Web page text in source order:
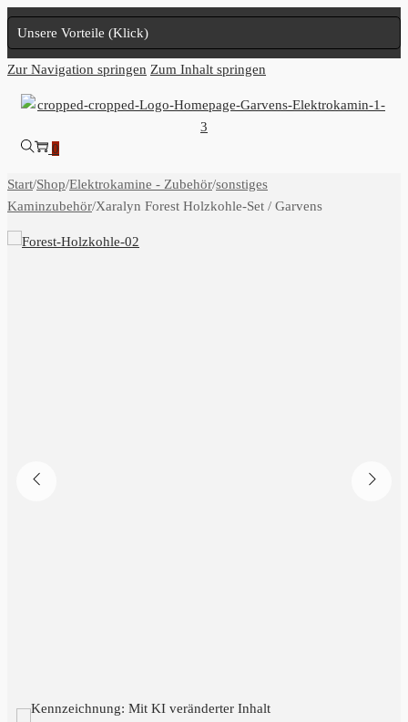
Unsere Vorteile (Klick)
Zur Navigation springen Zum Inhalt springen
0
Start/Shop/Elektrokamine - Zubehör/sonstiges
Kaminzubehör/Xaralyn Forest Holzkohle-Set / Garvens